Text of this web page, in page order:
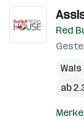
Red
Wals
ab